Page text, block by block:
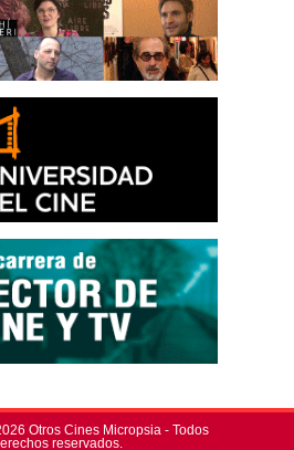
Otros Cines Micropsia - Todos
reservados.